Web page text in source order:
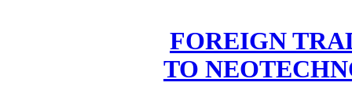
FOREIGN
TO